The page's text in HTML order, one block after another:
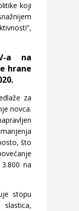
koji
a na
hrane
za
novca.
što
na
stopu